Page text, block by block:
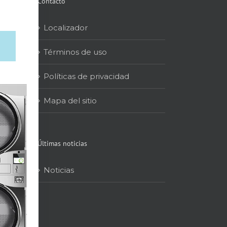
Localizador
Términos de uso
Políticas de privacidad
Mapa del sitio
Últimas noticias
Noticias